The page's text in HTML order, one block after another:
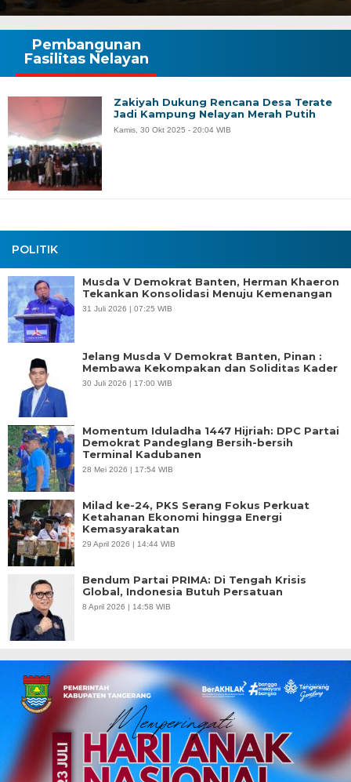
POLITIK
Musda V Demokrat Banten, Herman Khaeron
Tekankan Konsolidasi Menuju Kemenangan
31 Juli 2026 | 07:25 WIB
Jelang Musda V Demokrat Banten, Pinan :
Membawa Kekompakan dan Soliditas Kader
30 Juli 2026 | 17:00 WIB
Momentum Iduladha 1447 Hijriah: DPC Partai
Demokrat Pandeglang Bersih-bersih
Terminal Kadubanen
28 Mei 2026 | 17:54 WIB
Milad ke-24, PKS Serang Fokus Perkuat
Ketahanan Ekonomi hingga Energi
Kemasyarakatan
29 April 2026 | 14:44 WIB
Bendum Partai PRIMA: Di Tengah Krisis
Global, Indonesia Butuh Persatuan
8 April 2026 | 14:58 WIB
Pembangunan
Fasilitas Nelayan
Zakiyah Dukung Rencana Desa Terate
Jadi Kampung Nelayan Merah Putih
Kamis, 30 Okt 2025 - 20:04 WIB